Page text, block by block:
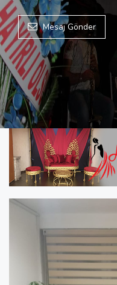
Mesaj Gönder